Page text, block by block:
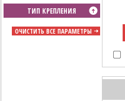
ТИП КРЕПЛЕНИЯ
ОЧИСТИТЬ ВСЕ ПАРАМЕТРЫ